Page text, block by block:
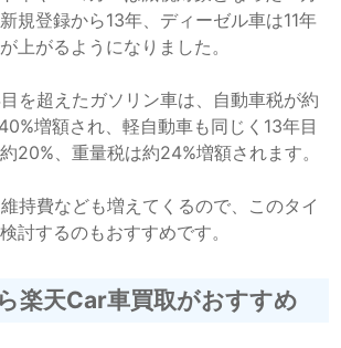
規登録から13年、ディーゼル車は11年
上がるようになりました。
を超えたガソリン車は、自動車税が約
増額され、軽自動車も同じく13年目
20%、重量税は約24%増額されます。
持費なども増えてくるので、このタイ
討するのもおすすめです。
楽天Car車買取がおすすめ